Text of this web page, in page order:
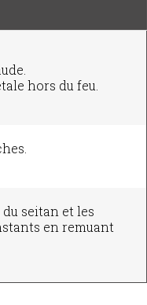
hors du feu.
seitan et les
en remuant